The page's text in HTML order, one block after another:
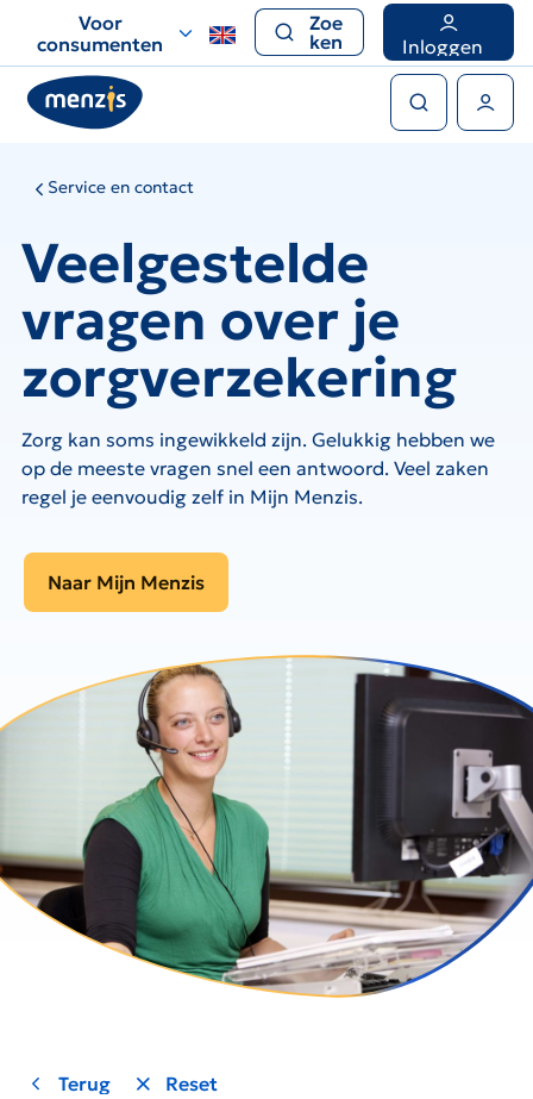
voor
snelle
navigatie
Voor
consumenten
Zoe
ken
Inloggen
Service en contact
Veelgestelde
vragen over je
zorgverzekering
Zorg kan soms ingewikkeld zijn. Gelukkig hebben we
op de meeste vragen snel een antwoord. Veel zaken
regel je eenvoudig zelf in Mijn Menzis.
Naar Mijn Menzis
Terug Reset